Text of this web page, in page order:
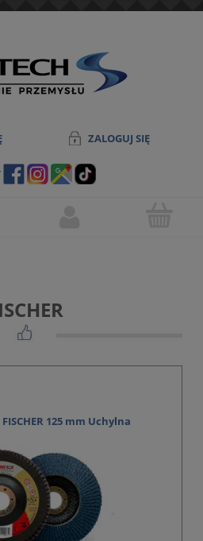
ZALOGUJ SIĘ
125 mm Uchylna